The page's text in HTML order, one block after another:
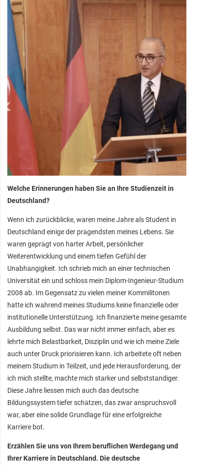
Welche Erinnerungen haben Sie an Ihre Studienzeit in
Deutschland?
Wenn ich zurückblicke, waren meine Jahre als Student in
Deutschland einige der prägendsten meines Lebens. Sie
waren geprägt von harter Arbeit, persönlicher
Weiterentwicklung und einem tiefen Gefühl der
Unabhängigkeit. Ich schrieb mich an einer technischen
Universität ein und schloss mein Diplom-Ingenieur-Studium
2008 ab. Im Gegensatz zu vielen meiner Kommilitonen
hatte ich während meines Studiums keine finanzielle oder
institutionelle Unterstützung. Ich finanzierte meine gesamte
Ausbildung selbst. Das war nicht immer einfach, aber es
lehrte mich Belastbarkeit, Disziplin und wie ich meine Ziele
auch unter Druck priorisieren kann. Ich arbeitete oft neben
meinem Studium in Teilzeit, und jede Herausforderung, der
ich mich stellte, machte mich stärker und selbstständiger.
Diese Jahre liessen mich auch das deutsche
Bildungssystem tiefer schätzen, das zwar anspruchsvoll
war, aber eine solide Grundlage für eine erfolgreiche
Karriere bot.
Erzählen Sie uns von Ihrem beruflichen Werdegang und
Ihrer Karriere in Deutschland. Die deutsche